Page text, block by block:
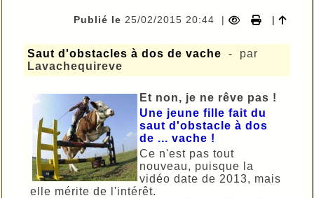
Publié le 25/02/2015 20:44 | |
Saut d'obstacles à dos de vache
- par
Lavachequireve
Et non, je ne rêve pas !
Une jeune fille fait du
saut d'obstacle à dos
de ... vache !
Ce n'est pas tout
nouveau, puisque la
vidéo date de 2013, mais
elle mérite de l'intérêt.